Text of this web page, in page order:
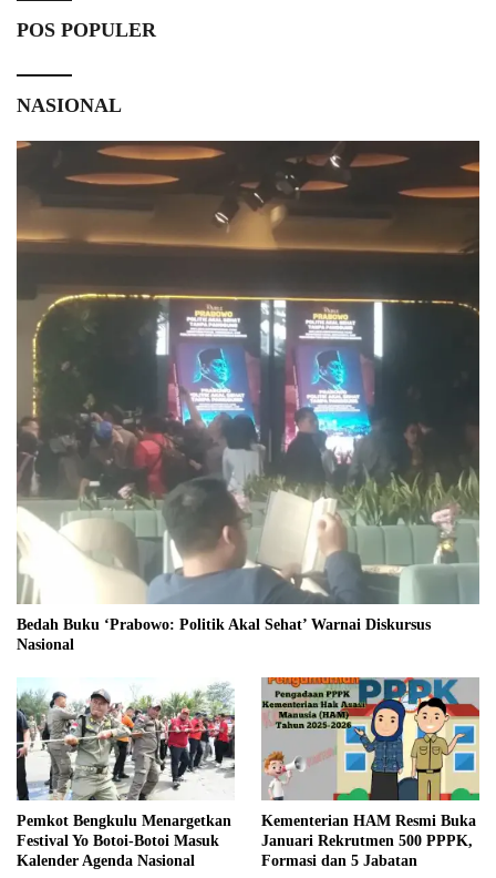
POS POPULER
NASIONAL
Bedah Buku ‘Prabowo: Politik Akal Sehat’ Warnai Diskursus
Nasional
Pemkot Bengkulu Menargetkan
Festival Yo Botoi-Botoi Masuk
Kalender Agenda Nasional
Kementerian HAM Resmi Buka
Januari Rekrutmen 500 PPPK,
Formasi dan 5 Jabatan